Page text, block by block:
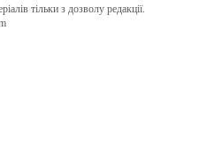
тільки з дозволу редакції.